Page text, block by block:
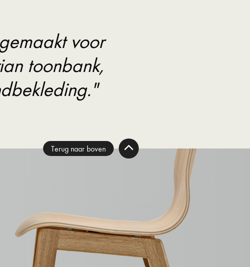
voor
toonbank,
Terug naar boven